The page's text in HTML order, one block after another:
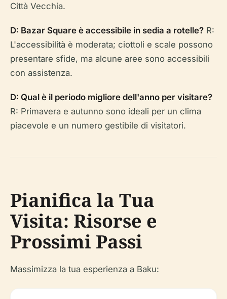
Città Vecchia.
D: Bazar Square è accessibile in sedia a rotelle? R:
L'accessibilità è moderata; ciottoli e scale possono
presentare sfide, ma alcune aree sono accessibili
con assistenza.
D: Qual è il periodo migliore dell'anno per visitare?
R: Primavera e autunno sono ideali per un clima
piacevole e un numero gestibile di visitatori.
Pianifica la Tua
Visita: Risorse e
Prossimi Passi
Massimizza la tua esperienza a Baku: